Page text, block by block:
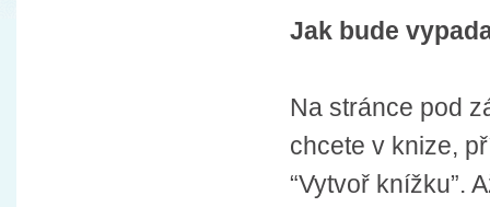
Jak bude
Na stránce pod
chcete v knize,
“Vytvoř knížku”.